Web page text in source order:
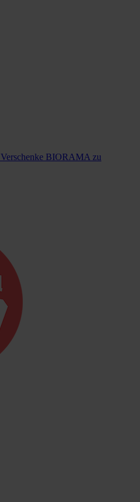
Verschenke BIORAMA zu